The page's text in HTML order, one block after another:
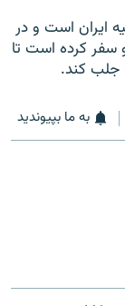
ايران است و در
کرده است تا
جلب کند.
به ما بپیوندید